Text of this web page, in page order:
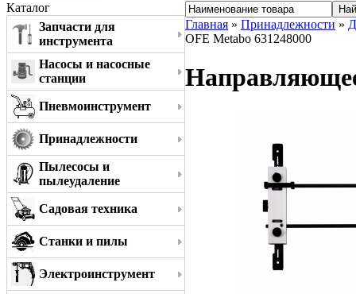
Каталог
Запчасти для
инструмента
Насосы и насосные
станции
Пневмоинструмент
Принадлежности
Пылесосы и
пылеудаление
Садовая техника
Станки и пилы
Электроинструмент
Главная » Принадлежности »
OFE Metabo 631248000